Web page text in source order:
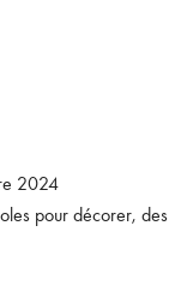
2024
pour décorer, des